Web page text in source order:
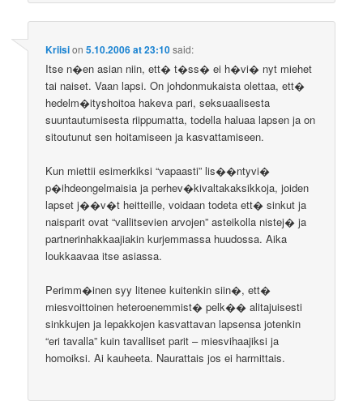
Kriision5.10.2006 at 23:10said:
Itse n�en asian niin, ett� t�ss� ei h�vi� nyt miehet
tai naiset. Vaan lapsi. On johdonmukaista olettaa, ett�
hedelm�ityshoitoa hakeva pari, seksuaalisesta
suuntautumisesta riippumatta, todella haluaa lapsen ja on
sitoutunut sen hoitamiseen ja kasvattamiseen.
Kun miettii esimerkiksi “vapaasti” lis��ntyvi�
p�ihdeongelmaisia ja perhev�kivaltakaksikkoja, joiden
lapset j��v�t heitteille, voidaan todeta ett� sinkut ja
naisparit ovat “vallitsevien arvojen” asteikolla nistej� ja
partnerinhakkaajiakin kurjemmassa huudossa. Aika
loukkaavaa itse asiassa.
Perimm�inen syy litenee kuitenkin siin�, ett�
miesvoittoinen heteroenemmist� pelk�� alitajuisesti
sinkkujen ja lepakkojen kasvattavan lapsensa jotenkin
“eri tavalla” kuin tavalliset parit – miesvihaajiksi ja
homoiksi. Ai kauheeta. Naurattais jos ei harmittais.